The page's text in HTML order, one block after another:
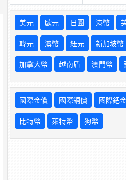
美元 歐元 日圓 港幣
韓元 澳幣 紐元 新加坡幣
加拿大幣 越南盾 澳門幣
國際金價 國際銅價 國際鈀
比特幣 萊特幣 狗幣